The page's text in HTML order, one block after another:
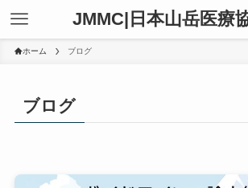
JMMC|日本山岳医療
ホーム ブログ
ブログ